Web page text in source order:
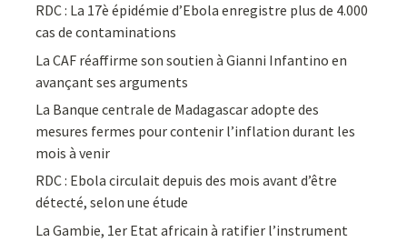
RDC : La 17è épidémie d’Ebola enregistre plus de 4.000
cas de contaminations
La CAF réaffirme son soutien à Gianni Infantino en
avançant ses arguments
La Banque centrale de Madagascar adopte des
mesures fermes pour contenir l’inflation durant les
mois à venir
RDC : Ebola circulait depuis des mois avant d’être
détecté, selon une étude
La Gambie, 1er Etat africain à ratifier l’instrument